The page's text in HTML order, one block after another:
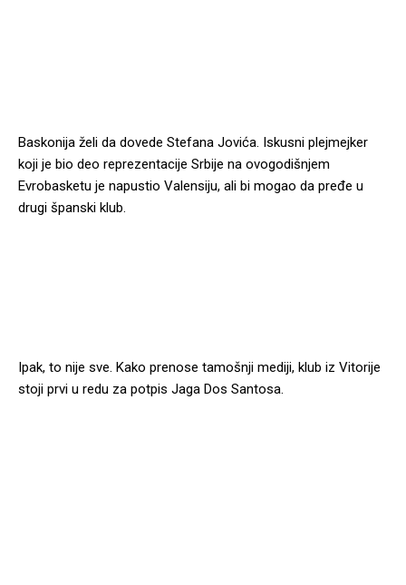
Baskonija želi da dovede Stefana Jovića. Iskusni plejmejker
koji je bio deo reprezentacije Srbije na ovogodišnjem
Evrobasketu je napustio Valensiju, ali bi mogao da pređe u
drugi španski klub.
Ipak, to nije sve. Kako prenose tamošnji mediji, klub iz Vitorije
stoji prvi u redu za potpis Jaga Dos Santosa.